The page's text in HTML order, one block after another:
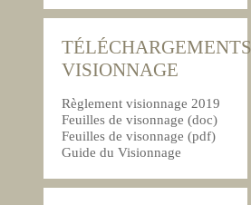
TÉLÉCHARGEMENTS
VISIONNAGE
Règlement visionnage 2019
Feuilles de visonnage (doc)
Feuilles de visonnage (pdf)
Guide du Visionnage